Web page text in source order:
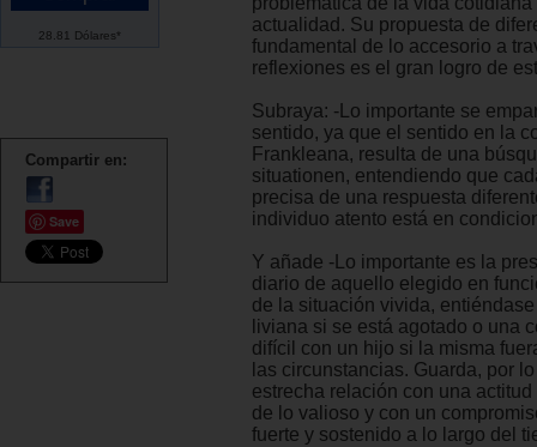
28.81 Dólares*
Compartir en:
Save
actualidad. Su propuesta de
fundamental de lo accesorio a
reflexiones es el gran logro de
Subraya: -Lo importante se
sentido, ya que el sentido en la
Frankleana, resulta de una
situationen, entendiendo que
precisa de una respuesta
individuo atento está en
Y añade -Lo importante es la
diario de aquello elegido en
de la situación vivida,
liviana si se está agotado o una
difícil con un hijo si la misma
las circunstancias. Guarda, por
estrecha relación con una
de lo valioso y con un
fuerte y sostenido a lo largo del